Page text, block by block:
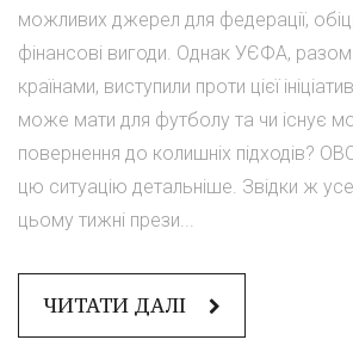
можливих джерел для федерації,
фінансові вигоди. Однак УЄФА,
країнами, виступили проти цієї
може мати для футболу та чи існує
повернення до колишніх підходів?
цю ситуацію детальніше. Звідки ж
цьому тижні прези...
ЧИТАТИ ДАЛІ